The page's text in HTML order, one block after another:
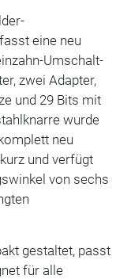
eine neu
Umschalt­
zwei Adapter,
und 29 Bits mit
wurde
neu
und verfügt
von sechs
gestaltet, passt
für alle